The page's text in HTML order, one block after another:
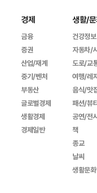
경제
금융
증권
산업/재계
중기/벤처
부동산
글로벌경제
생활경제
경제일반
생활/
건강정보
자동차/
도로/교
여행/레
음식/맛
패션/뷰
공연/전
책
종교
날씨
생활문